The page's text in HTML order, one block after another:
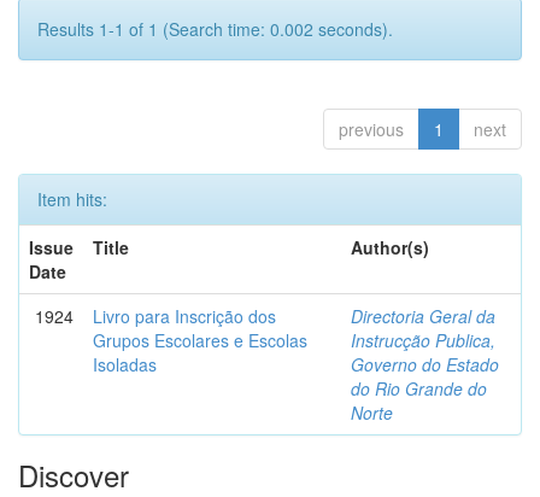
Results 1-1 of 1 (Search time: 0.002 seconds).
previous 1 next
Item hits:
Issue
Date
Title Author(s)
1924
Livro para Inscrição dos
Grupos Escolares e Escolas
Isoladas
Directoria Geral da
Instrucção Publica,
Governo do Estado
do Rio Grande do
Norte
Discover